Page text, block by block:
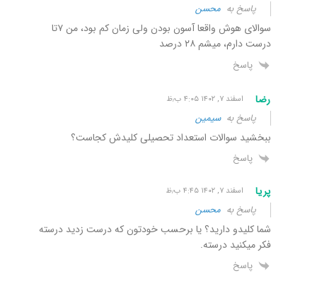
پاسخ به محسن
سوالای هوش واقعا آسون بودن ولی زمان کم بود، من ۷تا
درست دارم، میشم ۲۸ درصد
پاسخ
رضا اسفند ۷, ۱۴۰۲ ۴:۰۵ ب٫ظ
پاسخ بهسیمین
ببخشید سوالات استعداد تحصیلی کلیدش کجاست؟
پاسخ
پریا اسفند ۷, ۱۴۰۲ ۴:۴۵ ب٫ظ
پاسخ به محسن
شما کلیدو دارید؟ یا برحسب خودتون که درست زدید درسته
فکر میکنید درسته.
پاسخ